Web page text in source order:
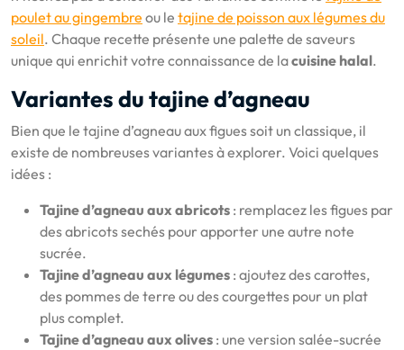
poulet au gingembre ou le tajine de poisson aux légumes du
soleil. Chaque recette présente une palette de saveurs
unique qui enrichit votre connaissance de lacuisine halal.
Variantes du tajine d’agneau
Bien que le tajine d’agneau aux figues soit un classique, il
existe de nombreuses variantes à explorer. Voici quelques
idées :
Tajine d’agneau aux abricots : remplacez les figues par
des abricots sechés pour apporter une autre note
sucrée.
Tajine d’agneau aux légumes : ajoutez des carottes,
des pommes de terre ou des courgettes pour un plat
plus complet.
Tajine d’agneau aux olives : une version salée-sucrée